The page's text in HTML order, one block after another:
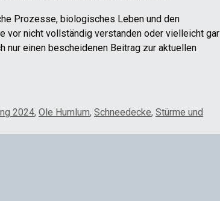
Prozesse, biologisches Leben und den
vor nicht vollständig verstanden oder vielleicht gar
nur einen bescheidenen Beitrag zur aktuellen
2024, Ole Humlum, Schneedecke, Stürme und